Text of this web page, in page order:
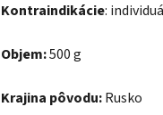
Kontraindikácie:
Objem:500 g
Krajina pôvodu:Rusko